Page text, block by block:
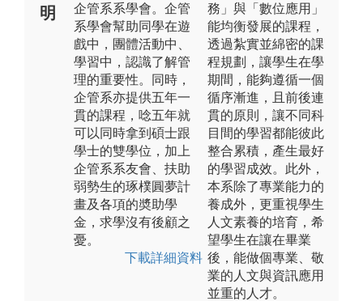
明
企管系系學會。企管
系學會幫助同學在遊
戲中，團體活動中、
學習中，認識了解管
理的重要性。同時，
企管系亦提供五年一
貫的課程，唸五年就
可以同時拿到碩士跟
學士的雙學位，加上
企管系系友會、扶助
弱勢生的琢樸圓夢計
畫及各項的奬助學
金，求學沒有後顧之
憂。
下載詳細資料
務」與「數位應用」
能均衡發展的課程，
透過紮實並綿密的課
程規劃，讓學生在學
期間，能夠遵循一個
循序漸進，且前後連
貫的原則，讓不同科
目間的學習都能彼此
整合累積，產生最好
的學習成效。此外，
本系除了專業能力的
養成外，更重視學生
人文素養的培育，希
望學生在讓在畢業
後，能做個專業、敬
業的人文與資訊應用
並重的人才。